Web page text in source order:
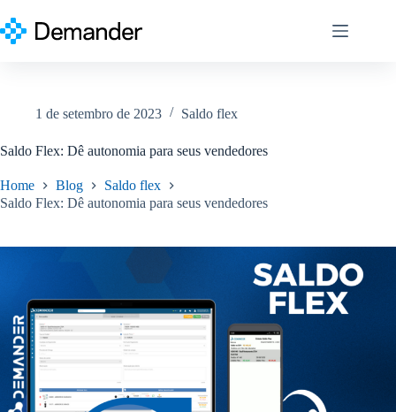
para
o
1 de setembro de 2023 Saldo flex
Saldo Flex: Dê autonomia para seus vendedores
Home Blog
Saldo flex
Saldo Flex: Dê autonomia para seus vendedores